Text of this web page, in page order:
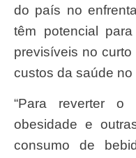
do país no
têm potencial
previsíveis no
custos da saúde no
“Para reverter o quadro de aumento da
obesidade e
consumo de